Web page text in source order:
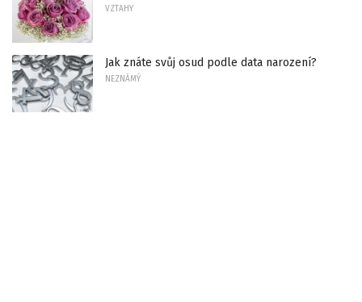
VZTAHY
Jak znáte svůj osud podle data narození?
NEZNÁMÝ